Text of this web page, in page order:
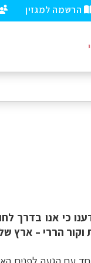
הרשמה למגזין
כי אנו בדרך
וקור הררי – ארץ